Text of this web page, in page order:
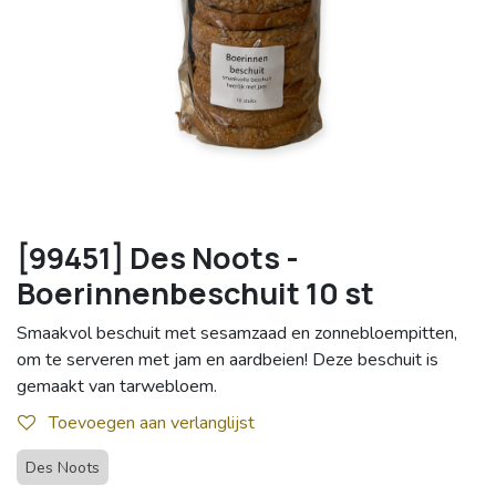
[99451] Des Noots -
Boerinnenbeschuit 10 st
Smaakvol beschuit met sesamzaad en zonnebloempitten,
om te serveren met jam en aardbeien! Deze beschuit is
gemaakt van tarwebloem.
Toevoegen aan verlanglijst
Des Noots